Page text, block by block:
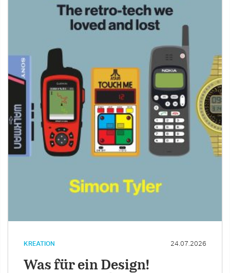
KREATION 24.07.2026
Was für ein Design!